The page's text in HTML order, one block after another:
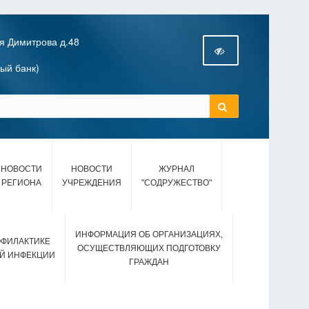
Димитрова д.48
банк)
НОВОСТИ
РЕГИОНА
НОВОСТИ
УЧРЕЖДЕНИЯ
ЖУРНАЛ
"СОДРУЖЕСТВО"
ИНФЕКЦИИ
ИНФОРМАЦИЯ ОБ ОРГАНИЗАЦИЯХ,
ОСУЩЕСТВЛЯЮЩИХ ПОДГОТОВКУ
ГРАЖДАН